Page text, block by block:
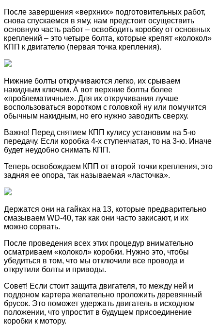
После завершения «верхних» подготовительных работ,
снова спускаемся в яму, нам предстоит осуществить
основную часть работ – освободить коробку от основных
креплений – это четыре болта, которые крепят «колокол»
КПП к двигателю (первая точка крепления).
Нижние болты откручиваются легко, их срываем
накидным ключом. А вот верхние болты более
«проблематичные». Для их откручивания лучше
воспользоваться воротком с головкой ну или помучится
обычным накидным, но его нужно заводить сверху.
Важно! Перед снятием КПП кулису установим на 5-ю
передачу. Если коробка 4-х ступенчатая, то на 3-ю. Иначе
будет неудобно снимать КПП.
Теперь освобождаем КПП от второй точки крепления, это
задняя ее опора, так называемая «ласточка».
Держатся они на гайках на 13, которые предварительно
смазываем WD-40, так как они часто закисают, и их
можно сорвать.
После проведения всех этих процедур внимательно
осматриваем «колокол» коробки. Нужно это, чтобы
убедиться в том, что мы отключили все провода и
открутили болты и приводы.
Совет! Если стоит защита двигателя, то между ней и
поддоном картера желательно проложить деревянный
брусок. Это поможет удержать двигатель в исходном
положении, что упростит в будущем присоединение
коробки к мотору.